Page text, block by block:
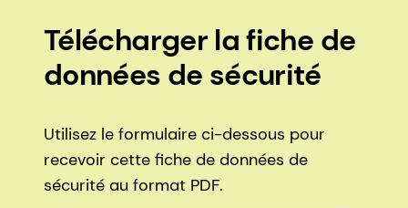
Télécharger la fiche de
données de sécurité
Utilisez le formulaire ci-dessous pour
recevoir cette fiche de données de
sécurité au format PDF.